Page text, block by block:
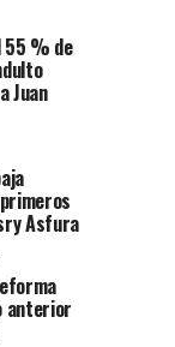
55 % de
Juan
Asfura
anterior